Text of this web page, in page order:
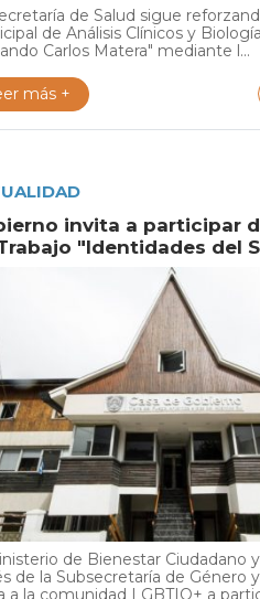
de Salud sigue
de Análisis Clínicos y
Carlos Matera" mediante l...
más +
invita a participar
"Identidades del
de Bienestar Ciudadano
de la Subsecretaría de Género
a la comunidad LGBTIQ+ a